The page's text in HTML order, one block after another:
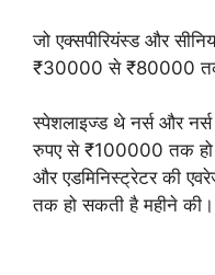
जो एक्सपीरियंस्ड और
₹30000 से ₹80000 तक
स्पेशलाइज्ड थे नर्स और
रुपए से ₹100000 तक हो
और एडमिनिस्ट्रेटर की
तक हो सकती है महीने की।